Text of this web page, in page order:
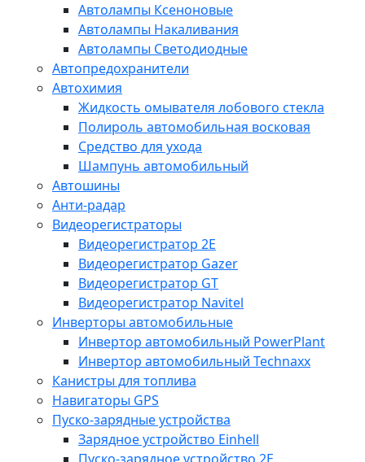
Автолампы Ксеноновые
Автолампы Накаливания
Автолампы Светодиодные
Автопредохранители
Автохимия
Жидкость омывателя лобового стекла
Полироль автомобильная восковая
Средство для ухода
Шампунь автомобильный
Автошины
Анти-радар
Видеорегистраторы
Видеорегистратор 2E
Видеорегистратор Gazer
Видеорегистратор GT
Видеорегистратор Navitel
Инверторы автомобильные
Инвертор автомобильный PowerPlant
Инвертор автомобильный Technaxx
Канистры для топлива
Навигаторы GPS
Пуско-зарядные устройства
Зарядное устройство Einhell